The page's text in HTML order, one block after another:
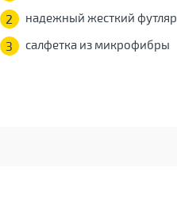
2 надежный жесткий футляр
3 салфетка из микрофибры